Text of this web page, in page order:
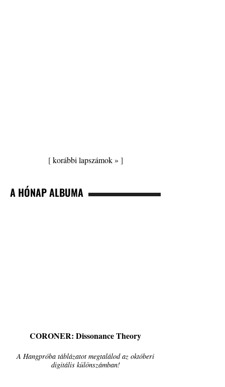
[korábbi lapszámok » ]
A HÓNAP ALBUMA
CORONER: Dissonance Theory
A Hangpróba táblázatot megtalálod az októberi
digitális különszámban!